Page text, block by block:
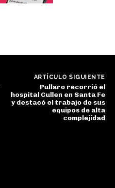
ARTÍCULO SIGUIENTE
Pullaro recorrió el
hospital Cullen en Santa Fe
y destacó el trabajo de sus
equipos de alta
complejidad